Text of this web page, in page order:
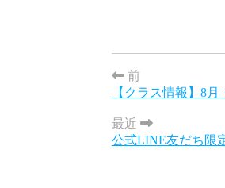
前
【クラス情報】8
最近
公式LINE友だち限